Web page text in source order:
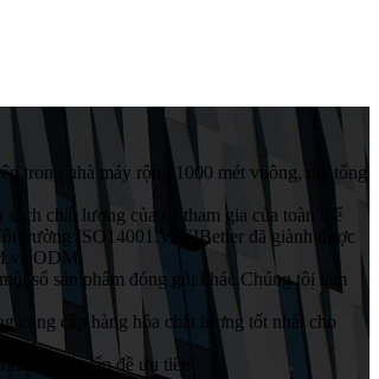
trong nhà máy rộng 1000 mét vuông, mà tổng
chất lượng của sự tham gia của toàn thể
trường ISO14001.VIVIBetter đã giành được
và ODM.
số sản phẩm đóng gói khác.Chúng tôi làm
cung cấp hàng hóa chất lượng tốt nhất cho
quyết vấn đề ưu tiên"